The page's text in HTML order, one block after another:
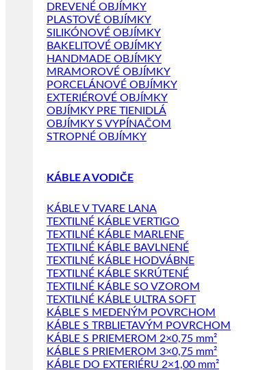
DREVENÉ OBJÍMKY
PLASTOVÉ OBJÍMKY
SILIKÓNOVÉ OBJÍMKY
BAKELITOVÉ OBJÍMKY
HANDMADE OBJÍMKY
MRAMOROVÉ OBJÍMKY
PORCELÁNOVÉ OBJÍMKY
EXTERIÉROVÉ OBJÍMKY
OBJÍMKY PRE TIENIDLÁ
OBJÍMKY S VYPÍNAČOM
STROPNÉ OBJÍMKY
KÁBLE A VODIČE
KÁBLE V TVARE LANA
TEXTILNÉ KÁBLE VERTIGO
TEXTILNÉ KÁBLE MARLENE
TEXTILNÉ KÁBLE BAVLNENÉ
TEXTILNÉ KÁBLE HODVÁBNE
TEXTILNÉ KÁBLE SKRÚTENÉ
TEXTILNÉ KÁBLE SO VZOROM
TEXTILNÉ KÁBLE ULTRA SOFT
KÁBLE S MEDENÝM POVRCHOM
KÁBLE S TRBLIETAVÝM POVRCHOM
KÁBLE S PRIEMEROM 2×0,75 mm²
KÁBLE S PRIEMEROM 3×0,75 mm²
KÁBLE DO EXTERIÉRU 2×1,00 mm²